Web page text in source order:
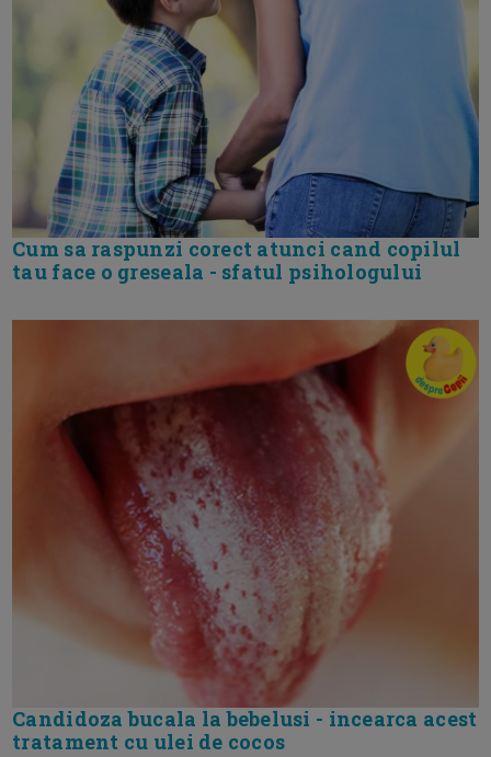
Cum sa raspunzi corect atunci cand copilul
tau face o greseala - sfatul psihologului
Candidoza bucala la bebelusi - incearca acest
tratament cu ulei de cocos